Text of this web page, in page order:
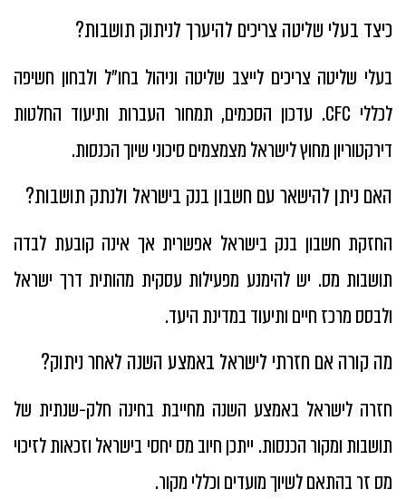
כיצד בעלי שליטה צריכים להיערך לניתוק תושבות?
בעלי שליטה צריכים לייצב שליטה וניהול בחו״ל ולבחון חשיפה
לכללי CFC. עדכון הסכמים, תמחור העברות ותיעוד החלטות
דירקטוריון מחוץ לישראל מצמצמים סיכוני שיוך הכנסות.
האם ניתן להישאר עם חשבון בנק בישראל ולנתק תושבות?
החזקת חשבון בנק בישראל אפשרית אך אינה קובעת לבדה
תושבות מס. יש להימנע מפעילות עסקית מהותית דרך ישראל
ולבסס מרכז חיים ותיעוד במדינת היעד.
מה קורה אם חזרתי לישראל באמצע השנה לאחר ניתוק?
חזרה לישראל באמצע השנה מחייבת בחינה חלק-שנתית של
תושבות ומקור הכנסות. ייתכן חיוב מס יחסי בישראל וזכאות לזיכוי
מס זר בהתאם לשיוך מועדים וכללי מקור.